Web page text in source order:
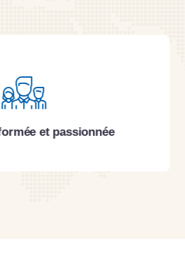
responsables